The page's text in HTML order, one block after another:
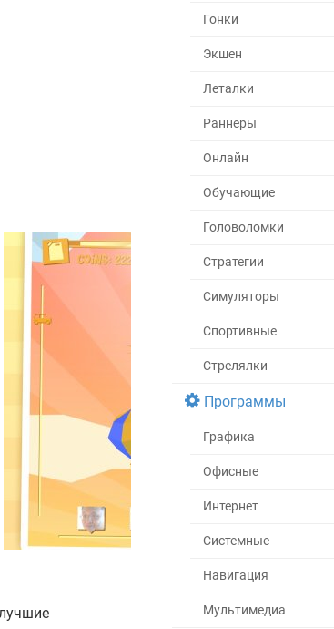
Гонки
Экшен
Леталки
Раннеры
Онлайн
Обучающие
Головоломки
Стратегии
Симуляторы
Спортивные
Стрелялки
Программы
Графика
Офисные
Интернет
Системные
Навигация
Мультимедиа